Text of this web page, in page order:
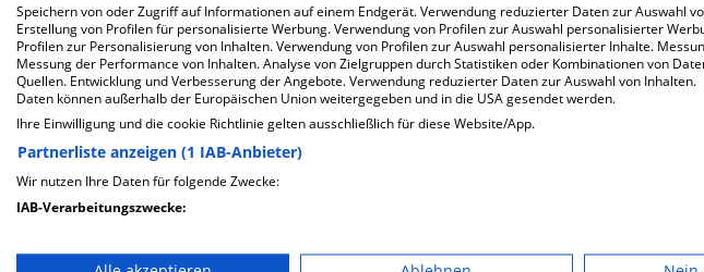
Herzlich Willkommen
Psychiatrische Tagesklinik Bamberg Forchheim gemeinnützige GmbH in der Buger
Bamberg. Mit einer Kapazität von 20 Betten werden in den spezialisierten
Fälle behandelt und therapiert.
Weiterlesen
Speichern von oder Zugriff auf Informationen auf einem Endgerät. Verwendung reduzierter Daten zur Auswahl
Erstellung von Profilen für personalisierte Werbung. Verwendung von Profilen zur Auswahl personalisierter
Profilen zur Personalisierung von Inhalten. Verwendung von Profilen zur Auswahl personalisierter Inhalte.
Messung der Performance von Inhalten. Analyse von Zielgruppen durch Statistiken oder Kombinationen von
Quellen. Entwicklung und Verbesserung der Angebote. Verwendung reduzierter Daten zur Auswahl von Inhalten.
Daten können außerhalb der Europäischen Union weitergegeben und in die USA gesendet werden.
Ihre Einwilligung und die cookie Richtlinie gelten ausschließlich für diese Website/App.
Partnerliste anzeigen (1 IAB-Anbieter)
Wir nutzen Ihre Daten für folgende Zwecke:
IAB-Verarbeitungszwecke: